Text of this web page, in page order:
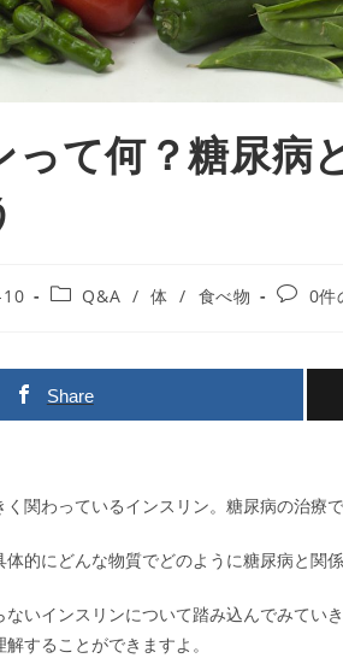
って何？糖尿病
投
ゴ
リ
Q&A / 体 / 食べ物
投
0件
Share
関わっているインスリン。糖尿病の治療
体的にどんな物質でどのように糖尿病と関
いインスリンについて踏み込んでみてい
することができますよ。